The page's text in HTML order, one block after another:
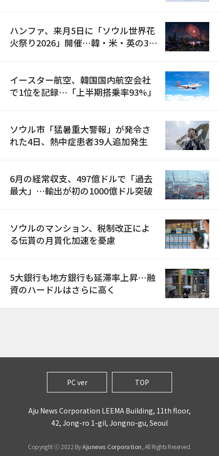
ハンファ、来月5日に「ソウル世界花
火祭り2026」開催…韓・米・英の3カ
イースター航空、韓国国内航空会社
で1位を記録…「上半期搭乗率93%」
ソウル市「猛暑重大警報」が発令さ
れた4日、熱中症患者39人追加発生
6月の経常収支、497億ドルで「過去
最大」…輸出が初の1000億ドル突破
ソウルのマンション、税制改正によ
る伝貰の月貰化加速を憂慮
5大銀行も地方銀行も延滞率上昇…融
資のハードルはさらに高く
PC ver TOP
Aju News Corporation LEEMA Building, 11th floor,
42, Jong-ro 1-gil, Jongno-gu, Seoul
Copyright ⓒ 2022 ByAjunews Corporation, All Rights Reserved.